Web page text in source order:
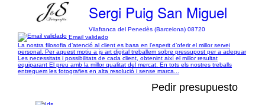
Sergi Puig San Miguel
Vilafranca del Penedès (Barcelona) 08720
Email validado
La nostra filosofia d’atenció al client es basa en l’esperit d’oferir el millor servei
personal. Per aquest motiu a js art digital treballem sobre pressupost per a adequar
Les necessitats i possibilitats de cada client, obtenint així el millor resultat
equiparant El preu amb la millor qualitat del mercat. En tots els nostres treballs
entreguem les fotografies en alta resolució i sense marca...
Pedir presupuesto